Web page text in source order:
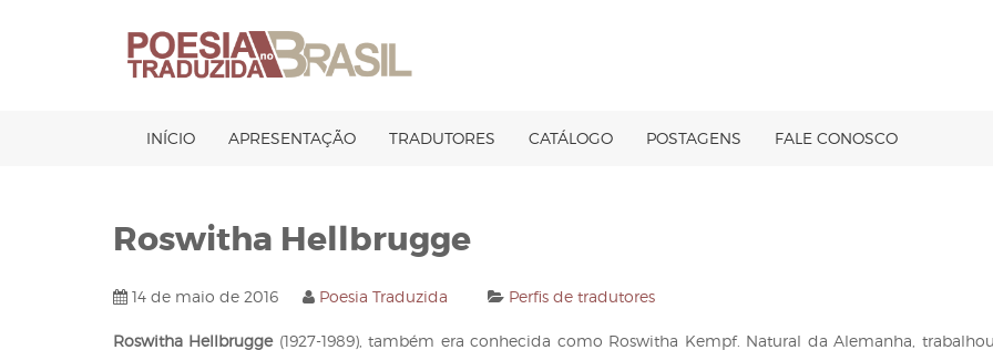
INÍCIO APRESENTAÇÃO TRADUTORES CATÁLOGO POSTAGENS FALE CONOSCO
Roswitha Hellbrugge
14 de maio de 2016 Poesia Traduzida Perfis de tradutores
Roswitha Hellbrugge(1927-1989), também era conhecida como Roswitha Kempf. Natural da Alemanha,